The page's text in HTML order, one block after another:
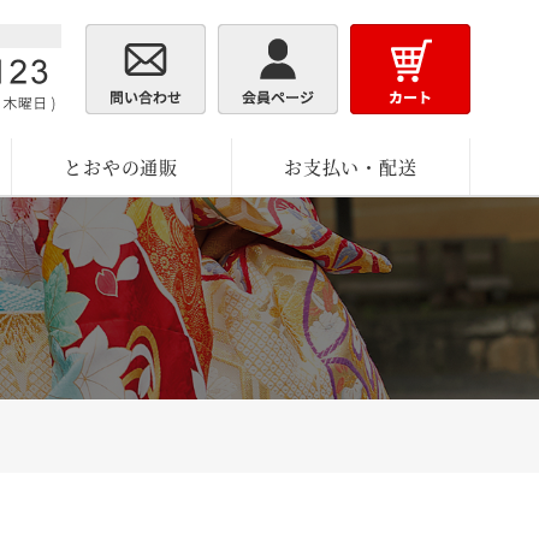
とおやの通販 お支払い・配送